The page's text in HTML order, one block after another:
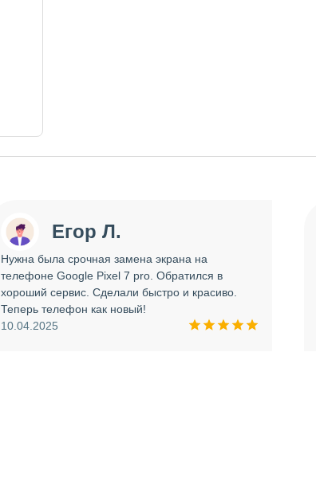
Егор Л.
Нужна была срочная замена экрана на
телефоне Google Pixel 7 pro. Обратился в
хороший сервис. Сделали быстро и красиво.
Теперь телефон как новый!
10.04.2025